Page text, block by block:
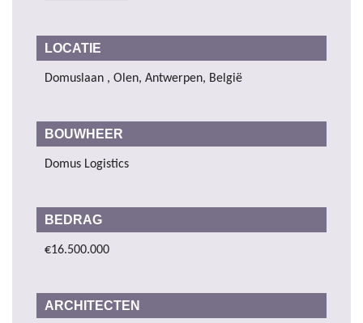
LOCATIE
Domuslaan , Olen, Antwerpen, België
BOUWHEER
Domus Logistics
BEDRAG
€16.500.000
ARCHITECTEN